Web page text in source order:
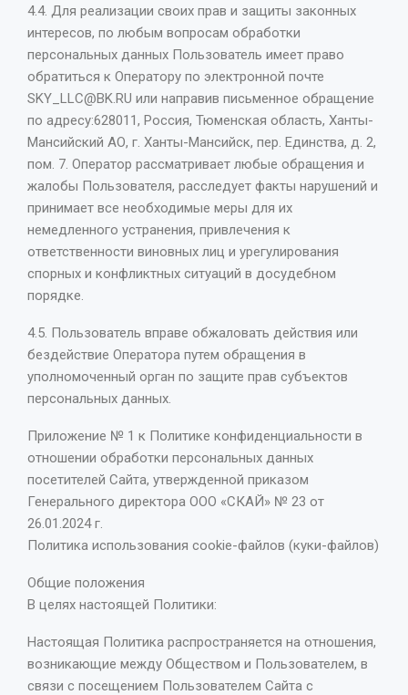
4.4. Для реализации своих прав и защиты законных
интересов, по любым вопросам обработки
персональных данных Пользователь имеет право
обратиться к Оператору по электронной почте
SKY_LLC@BK.RU или направив письменное обращение
по адресу:628011, Россия, Тюменская область, Ханты-
Мансийский АО, г. Ханты-Мансийск, пер. Единства, д. 2,
пом. 7. Оператор рассматривает любые обращения и
жалобы Пользователя, расследует факты нарушений и
принимает все необходимые меры для их
немедленного устранения, привлечения к
ответственности виновных лиц и урегулирования
спорных и конфликтных ситуаций в досудебном
порядке.
4.5. Пользователь вправе обжаловать действия или
бездействие Оператора путем обращения в
уполномоченный орган по защите прав субъектов
персональных данных.
Приложение № 1 к Политике конфиденциальности в
отношении обработки персональных данных
посетителей Сайта, утвержденной приказом
Генерального директора ООО «СКАЙ» № 23 от
26.01.2024 г.
Политика использования cookie-файлов (куки-файлов)
Общие положения
В целях настоящей Политики:
Настоящая Политика распространяется на отношения,
возникающие между Обществом и Пользователем, в
связи с посещением Пользователем Сайта с